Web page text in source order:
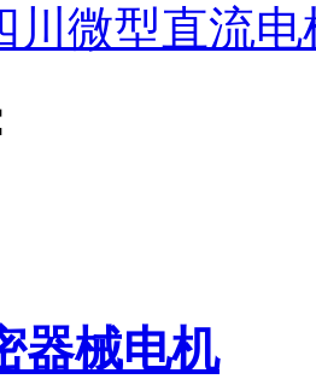
川微型直流
器械电机